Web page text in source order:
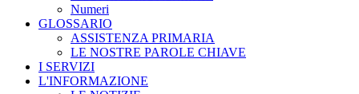
Numeri
GLOSSARIO
ASSISTENZA PRIMARIA
LE NOSTRE PAROLE CHIAVE
I SERVIZI
L'INFORMAZIONE